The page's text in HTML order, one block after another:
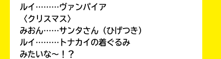
ルイ………ヴァンパイア
〈クリスマス〉
みおん……サンタさん（ひげつき）
ルイ………トナカイの着ぐるみ
みたいな〜！？